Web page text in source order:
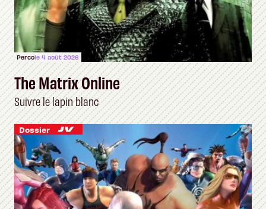
Percole 4 août 2026
The Matrix Online
Suivre le lapin blanc
Dossier